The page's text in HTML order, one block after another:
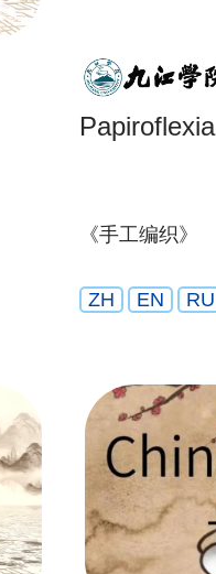
Papiroflexia
《手工编织》
ZH EN RU